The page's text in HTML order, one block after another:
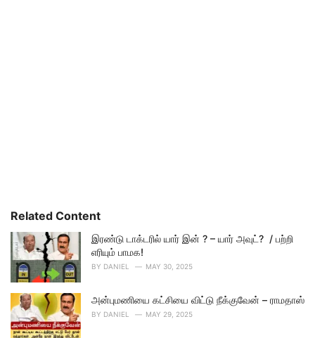
Related Content
இரண்டு டாக்டரில் யார் இன் ? – யார் அவுட்? / பற்றி
எரியும் பாமக!
BY DANIEL MAY 30, 2025
அன்புமணியை கட்சியை விட்டு நீக்குவேன் – ராமதாஸ்
BY DANIEL MAY 29, 2025